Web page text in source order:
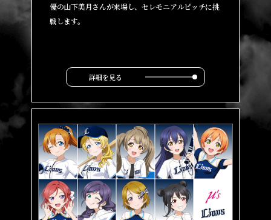
優の山下美月さんが来場し、セレモニアルピッチに挑
戦します。
詳細を見る